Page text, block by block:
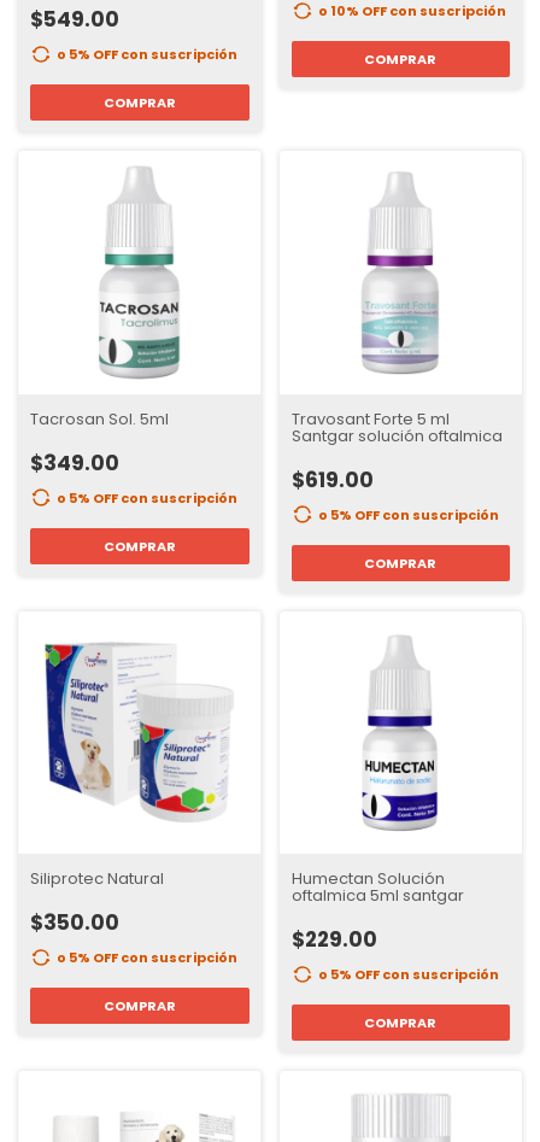
$549.00
o 5% OFFcon suscripción
COMPRAR
o 10% OFFcon suscripción
COMPRAR
Tacrosan Sol. 5ml
$349.00
o 5% OFFcon suscripción
COMPRAR
Travosant Forte 5 ml
Santgar solución oftalmica
$619.00
o 5% OFFcon suscripción
COMPRAR
Siliprotec Natural
$350.00
o 5% OFFcon suscripción
COMPRAR
Humectan Solución
oftalmica 5ml santgar
$229.00
o 5% OFFcon suscripción
COMPRAR